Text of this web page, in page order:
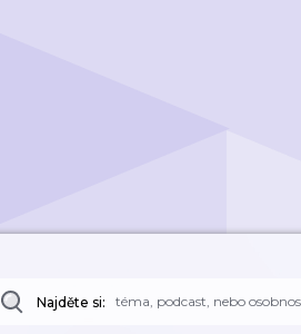
Najděte si: